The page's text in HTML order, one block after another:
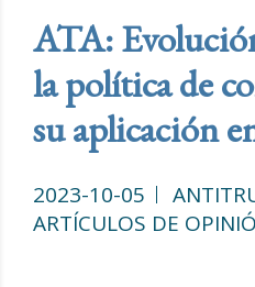
ATA:
la política de
su aplicación
2023-10-05
ARTÍCULOS DE